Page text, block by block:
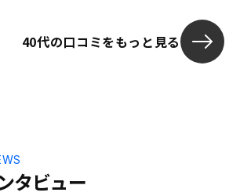
40代の口コミをもっと見る
タビュー